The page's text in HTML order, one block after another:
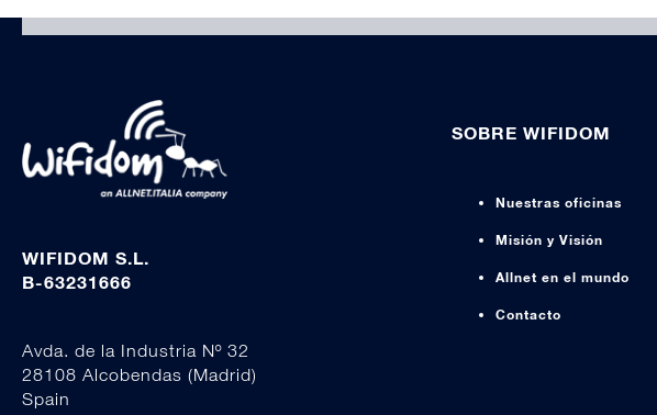
WIFIDOM S.L.
B-63231666
Avda. de la Industria Nº 32
28108 Alcobendas (Madrid)
Spain
SOBRE WIFIDOM
Nuestras oficinas
Misión y Visión
Allnet en el mundo
Contacto